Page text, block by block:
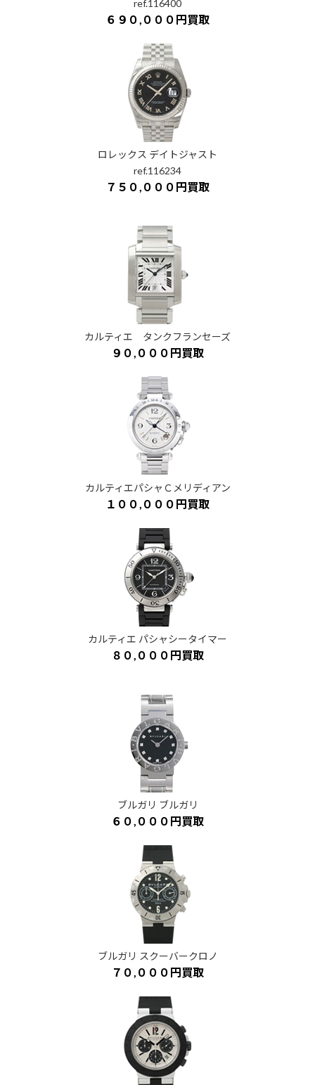
ref.116400
６９０,０００円買取
ロレックス デイトジャスト
ref.116234
７５０,０００円買取
カルティエ タンクフランセーズ
９０,０００円買取
カルティエパシャＣメリディアン
１００,０００円買取
カルティエ パシャシータイマー
８０,０００ 円 買取
ブルガリ ブルガリ
６０,０００円買取
ブルガリ スクーバークロノ
７０,０００円買取